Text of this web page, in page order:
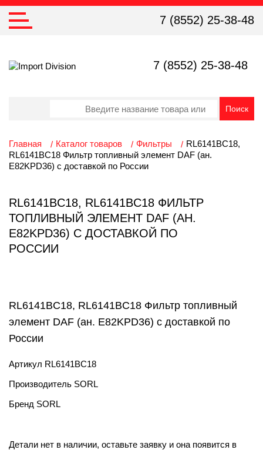
7 (8552) 25-38-48
7 (8552) 25-38-48
Главная Каталог товаров Фильтры
RL6141BC18,
RL6141BC18 Фильтр топливный элемент DAF (ан.
E82KPD36) с доставкой по России
RL6141BC18, RL6141BC18 ФИЛЬТР
ТОПЛИВНЫЙ ЭЛЕМЕНТ DAF (АН.
E82KPD36) С ДОСТАВКОЙ ПО
РОССИИ
RL6141BC18, RL6141BC18 Фильтр топливный
элемент DAF (ан. E82KPD36) с доставкой по
России
Артикул RL6141BC18
Производитель SORL
Бренд SORL
Детали нет в наличии, оставьте заявку и она появится в